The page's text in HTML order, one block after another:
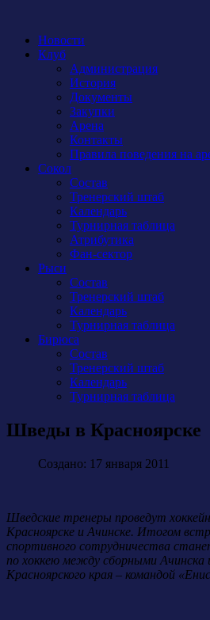
Новости
Клуб
Администрация
История
Документы
Закупки
Арена
Контакты
Правила поведения на
Сокол
Состав
Тренерский штаб
Календарь
Турнирная таблица
Атрибутика
Фан-сектор
Рыси
Состав
Тренерский штаб
Календарь
Турнирная таблица
Бирюса
Состав
Тренерский штаб
Календарь
Турнирная таблица
Шведы в Красноярске
Создано: 17 января 2011
Шведские тренеры проведут
Красноярске и Ачинске. Итогом
спортивного сотрудничества
по хоккею между сборными
Красноярского края – командой